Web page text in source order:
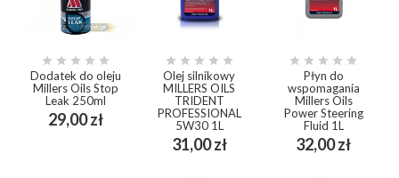
    
Dodatek do oleju
Millers Oils Stop
Leak 250ml
29,00 złCena
    
Olej silnikowy
MILLERS OILS
TRIDENT
PROFESSIONAL
5W30 1L
31,00 złCena
    
Płyn do
wspomagania
Millers Oils
Power Steering
Fluid 1L
32,00 złCena